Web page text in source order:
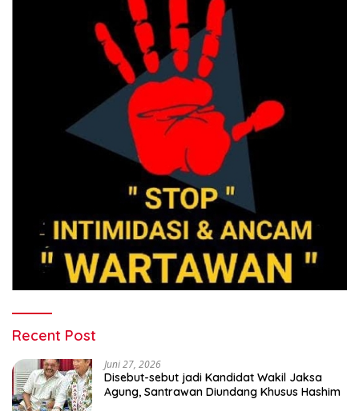
Recent Post
Juni 27, 2026
Disebut-sebut jadi Kandidat Wakil Jaksa
Agung, Santrawan Diundang Khusus Hashim